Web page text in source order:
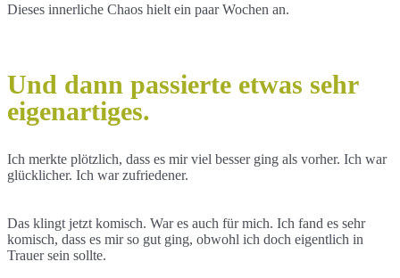
Dieses innerliche Chaos hielt ein paar Wochen an.
Und dann passierte etwas sehr
eigenartiges.
Ich merkte plötzlich, dass es mir viel besser ging als vorher. Ich war
glücklicher. Ich war zufriedener.
Das klingt jetzt komisch. War es auch für mich. Ich fand es sehr
komisch, dass es mir so gut ging, obwohl ich doch eigentlich in
Trauer sein sollte.